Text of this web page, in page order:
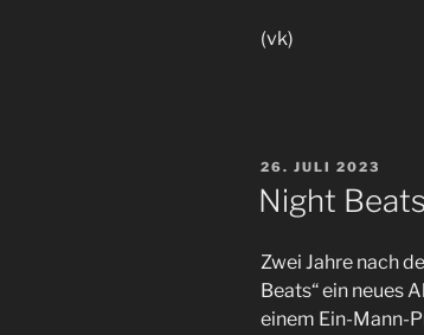
(vk)
VERÖFFENTLICHT
26. JULI 2023
Night
Zwei Jahre nach
Beats“ ein neues
einem Ein-Mann-